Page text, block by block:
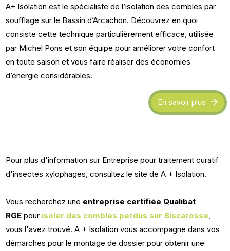
A+ Isolation est le spécialiste de l’isolation des combles par
soufflage sur le Bassin d’Arcachon. Découvrez en quoi
consiste cette technique particulièrement efficace, utilisée
par Michel Pons et son équipe pour améliorer votre confort
en toute saison et vous faire réaliser des économies
d’énergie considérables.
En savoir plus
Pour plus d'information sur Entreprise pour traitement curatif
d'insectes xylophages, consultez le site de A + Isolation.
Vous recherchez une entreprise certifiée Qualibat
RGE pour isoler des combles perdus sur Biscarosse
vous l'avez trouvé. A + Isolation vous accompagne dans vos
démarches pour le montage de dossier pour obtenir une